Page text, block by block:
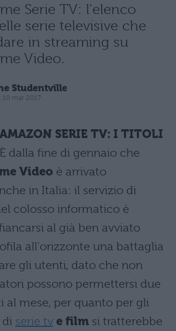
Serie TV: l'elenco
serie televisive che
in streaming su
Video.
Studentville
mar 2017
SERIE TV: I TITOLI
dalla fine di gennaio che
Video è arrivato
in Italia: il servizio di
colosso informatico è
al già ben avviato
all'orizzonte una battaglia
gli utenti, dato che non
possono permettersi due
al mese, per quanto per gli
di serie tve film si tratterebbe